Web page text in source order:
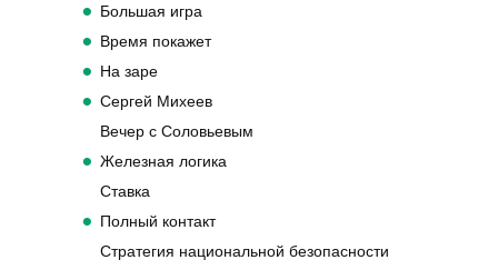
Большая игра
Время покажет
На заре
Сергей Михеев
Вечер с Соловьевым
Железная логика
Ставка
Полный контакт
Стратегия национальной безопасности